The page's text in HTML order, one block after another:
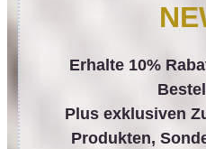
Erhalte 10%
Plus exklusiven
Produkten,